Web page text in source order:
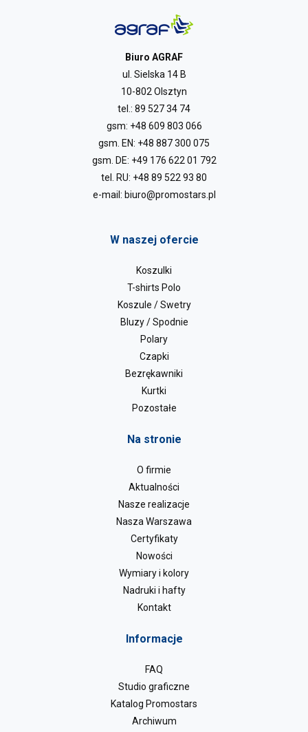
Biuro AGRAF
ul. Sielska 14 B
10-802 Olsztyn
tel.: 89 527 34 74
gsm: +48 609 803 066
gsm. EN: +48 887 300 075
gsm. DE: +49 176 622 01 792
tel. RU: +48 89 522 93 80
e-mail: biuro@promostars.pl
W naszej ofercie
Koszulki
T-shirts Polo
Koszule / Swetry
Bluzy / Spodnie
Polary
Czapki
Bezrękawniki
Kurtki
Pozostałe
Na stronie
O firmie
Aktualności
Nasze realizacje
Nasza Warszawa
Certyfikaty
Nowości
Wymiary i kolory
Nadruki i hafty
Kontakt
Informacje
FAQ
Studio graficzne
Katalog Promostars
Archiwum